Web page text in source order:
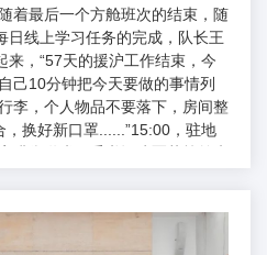
着最后一个方舱班次的结束，随
日线上学习任务的完成，队长王
来，“57天的援沪工作结束，今
己10分钟把今天要做的事情列
李，个人物品不要落下，房间整
换好新口罩......”15:00，驻地
落天津滨海国际机场。此时，